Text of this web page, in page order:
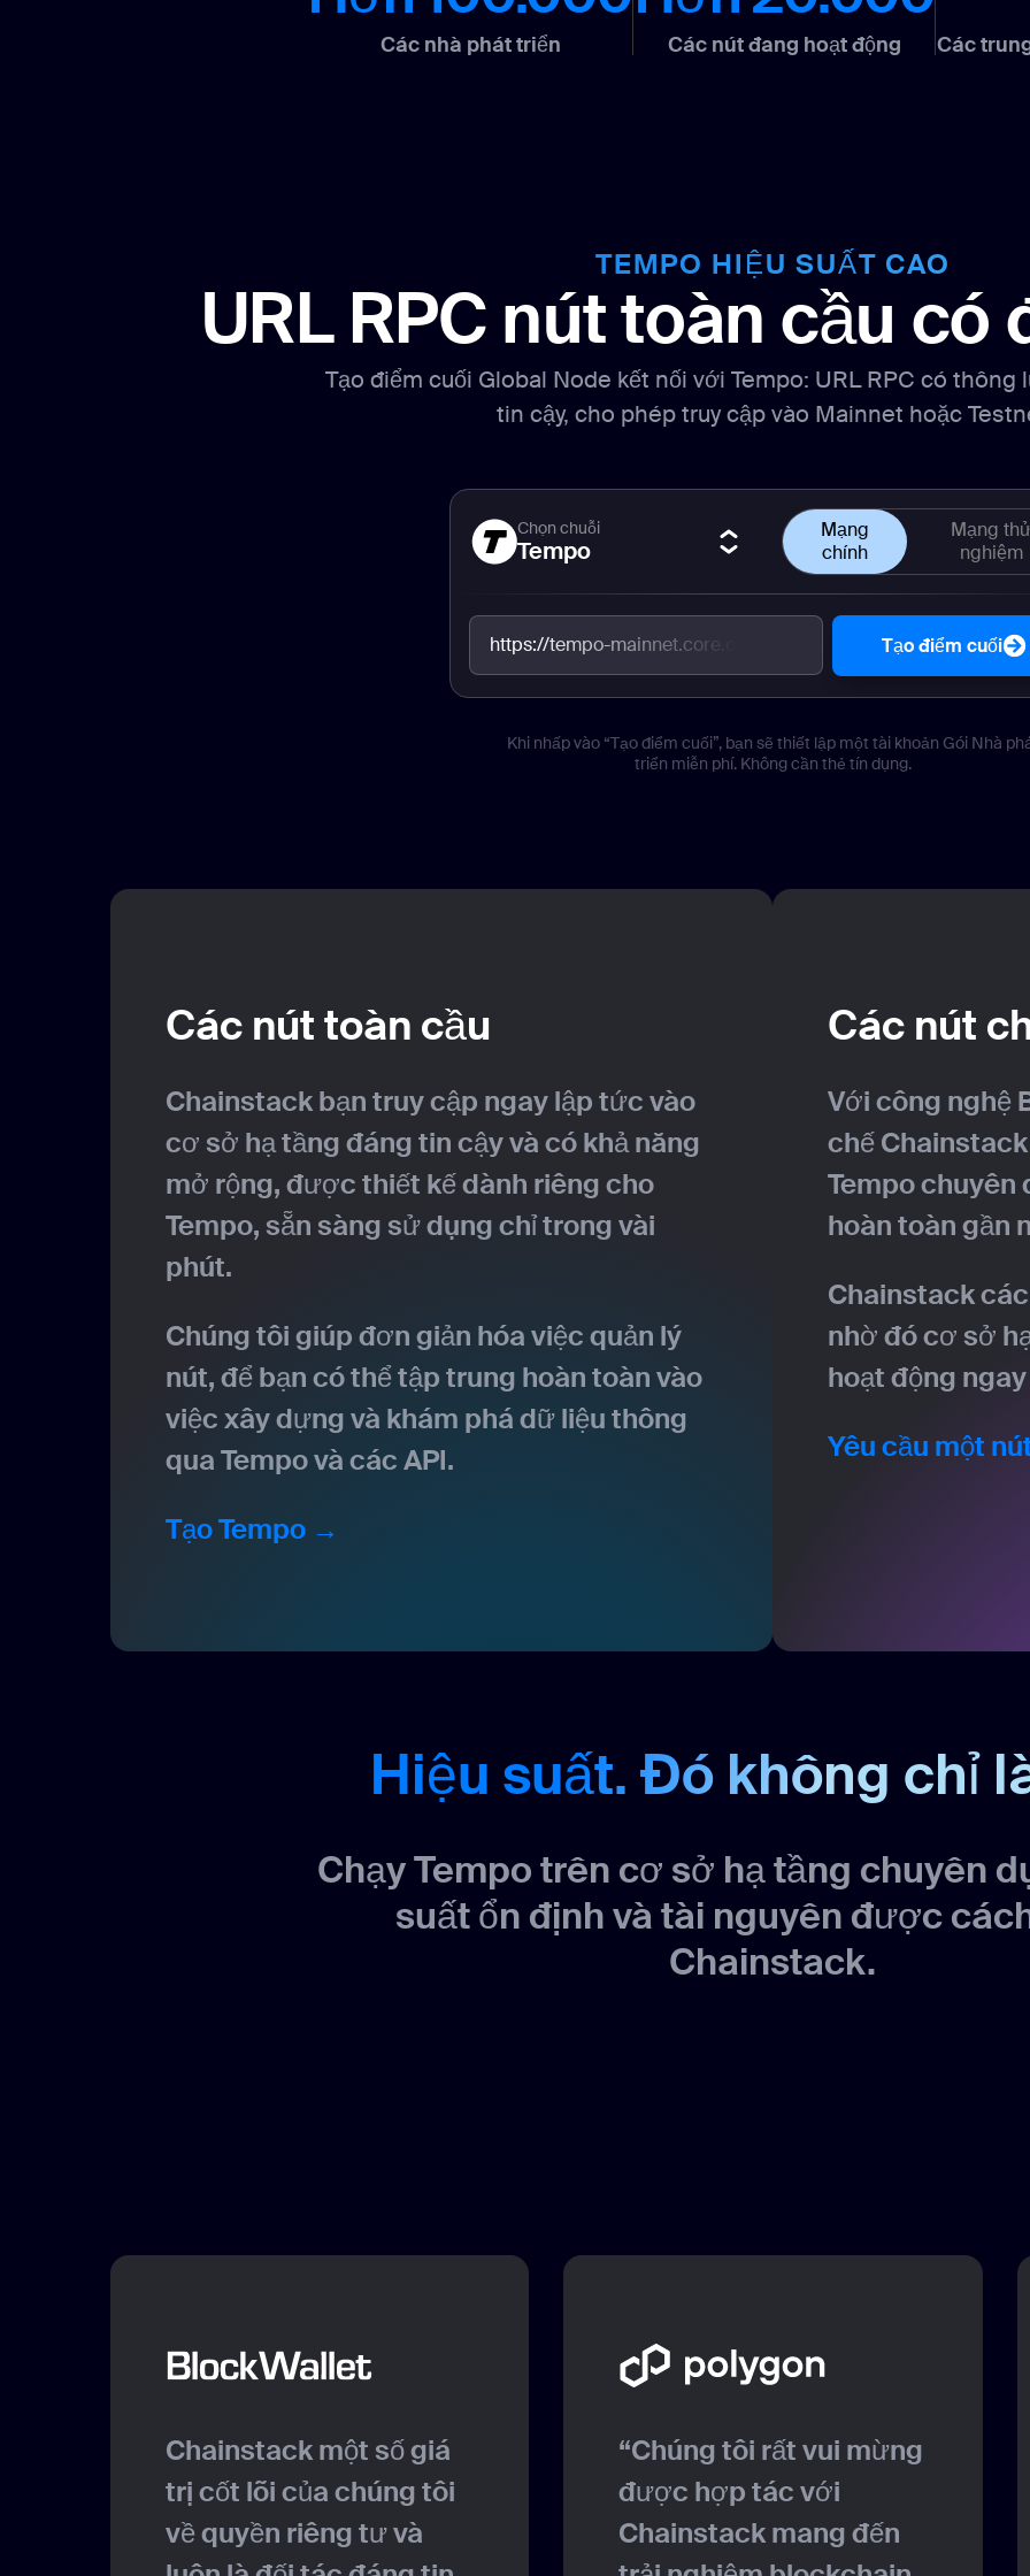
Các nhà phát triển Các nút đang hoạt động Các
TEMPO HIỆU SUẤT CAO
URL RPC nút toàn cầu có
Tạo điểm cuối Global Node kết nối với Tempo: URL RPC có thông
tin cậy, cho phép truy cập vào Mainnet hoặc
Chọn chuỗi
Tempo
Mạng
chính
Mạng
nghiệm
https://tempo-mainnet.core.chainstack.com/ Tạo điểm cuối
Khi nhấp vào “Tạo điểm cuối”, bạn sẽ thiết lập một tài khoản Gói Nhà
triển miễn phí. Không cần thẻ tín dụng.
Các nút toàn cầu
Chainstack bạn truy cập ngay lập tức vào
cơ sở hạ tầng đáng tin cậy và có khả năng
mở rộng, được thiết kế dành riêng cho
Tempo, sẵn sàng sử dụng chỉ trong vài
phút.
Chúng tôi giúp đơn giản hóa việc quản lý
nút, để bạn có thể tập trung hoàn toàn vào
việc xây dựng và khám phá dữ liệu thông
qua Tempo và các API.
Tạo Tempo →
Các nút
Với công nghệ
chế
Tempo chuyên
hoàn toàn gần
Chainstack
nhờ đó cơ sở
hoạt động
Yêu cầu một
Hiệu suất. Đó không chỉ
Chạy Tempo trên cơ sở hạ tầng chuyên
suất ổn định và tài nguyên được
Chainstack.
Chainstack một số giá
trị cốt lõi của chúng tôi
về quyền riêng tư và
“Chúng tôi rất vui mừng
được hợp tác với
Chainstack mang đến